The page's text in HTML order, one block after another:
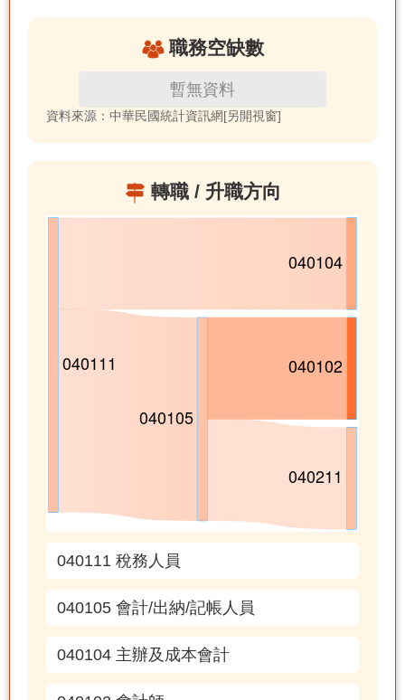
職務空缺數
暫無資料
資料來源：中華民國統計資訊網[另開視窗]
轉職 / 升職方向
040111 稅務人員
040105 會計/出納/記帳人員
040104 主辦及成本會計